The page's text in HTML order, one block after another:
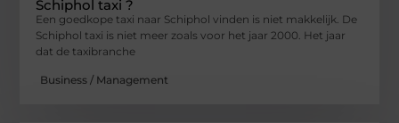
Schiphol taxi ?
Een goedkope taxi naar Schiphol vinden is niet makkelijk. De
Schiphol taxi is niet meer zoals voor het jaar 2000. Het jaar
dat de taxibranche
Business / Management